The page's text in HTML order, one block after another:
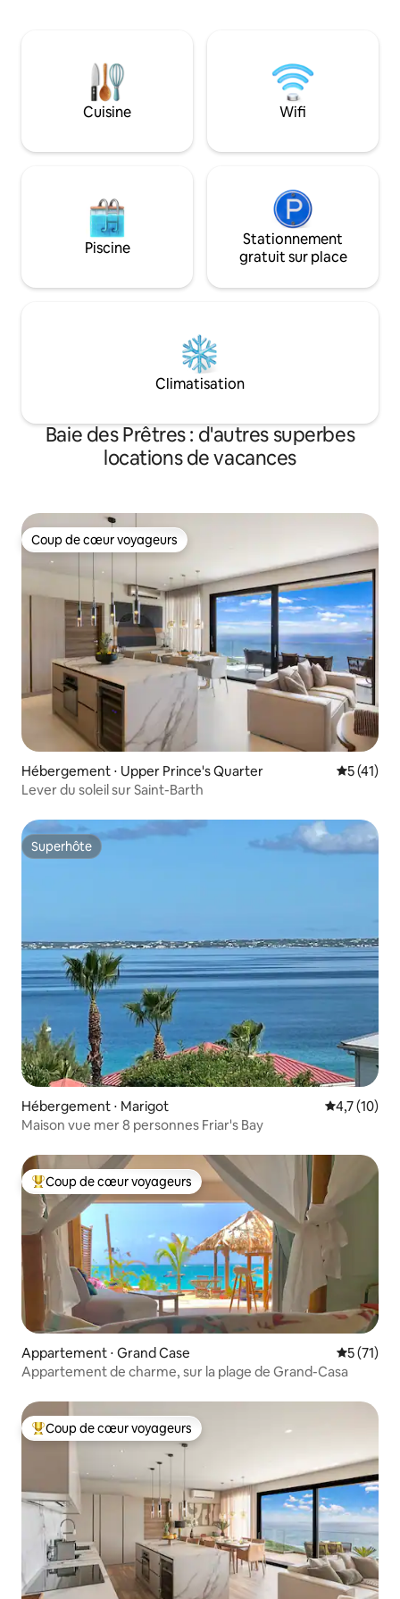
cinq minutes de Philipsburg, elle offre un
accès facile aux plages, aux restaurants
et aux magasins tout en préservant la
tranquillité.
Services de spa
fêtes. Réseaux sociaux :
#theparadisepeak
Cuisine Wifi
Piscine
Stationnement
gratuit sur place
Climatisation
Baie des Prêtres : d'autres superbes
locations de vacances
Coup de cœur voyageurs
Coup de cœur voyageurs
Hébergement ⋅ Upper Prince's Quarter
5 (41)
Lever du soleil sur Saint-Barth
Superhôte
Superhôte
Hébergement ⋅ Marigot Évaluation
4,7 (10)
Maison vue mer 8 personnes Friar's Bay
Coups de cœur voyageurs les plus appréciés
Coup de cœur voyageurs
Appartement ⋅ Grand Case
5 (71)
Appartement de charme, sur la plage de Grand-Casa
Coups de cœur voyageurs les plus appréciés
Coup de cœur voyageurs